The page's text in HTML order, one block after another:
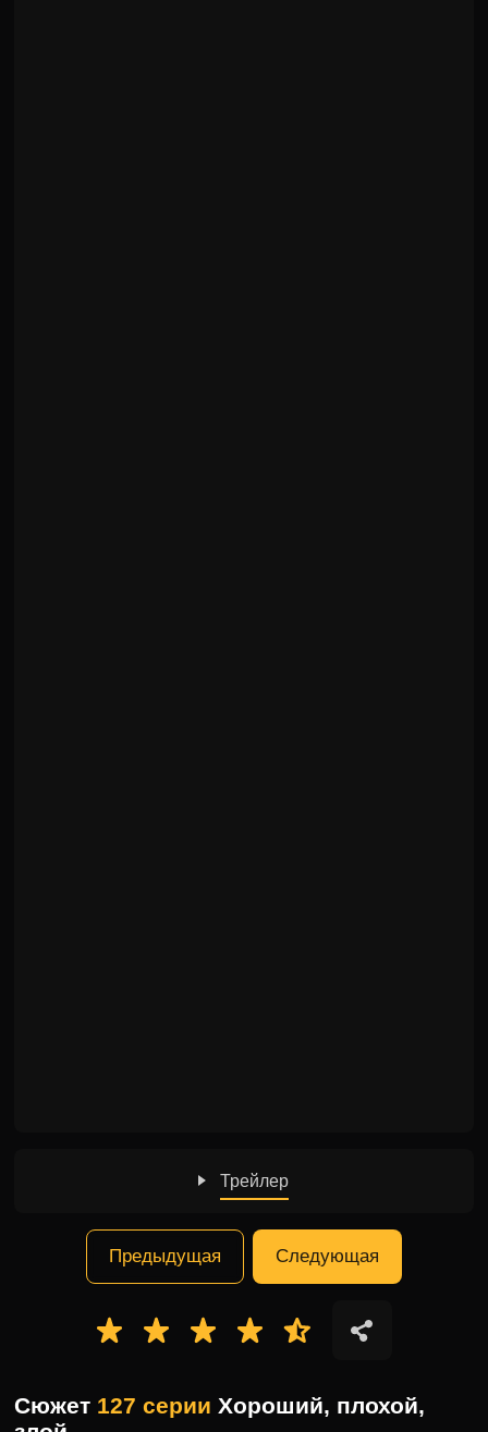
Трейлер
Предыдущая Следующая
Сюжет 127 серии Хороший, плохой,